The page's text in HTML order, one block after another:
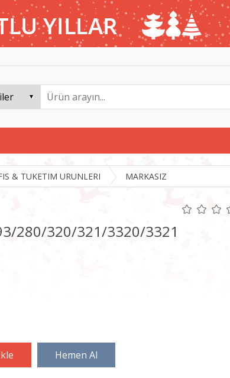
& TUKETIM URUNLERI MARKASIZ
280/320/321/3320/3321